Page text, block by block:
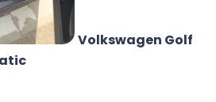
Volkswagen Golf